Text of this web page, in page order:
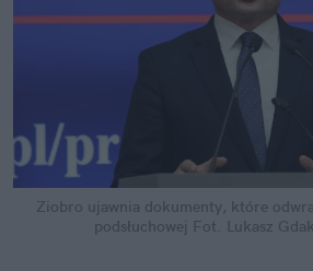
Ziobro ujawnia dokumenty, które
podsłuchowej Fot. Lukasz